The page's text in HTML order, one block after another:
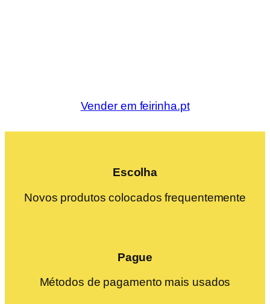
Vender em feirinha.pt
Escolha
Novos produtos colocados frequentemente
Pague
Métodos de pagamento mais usados